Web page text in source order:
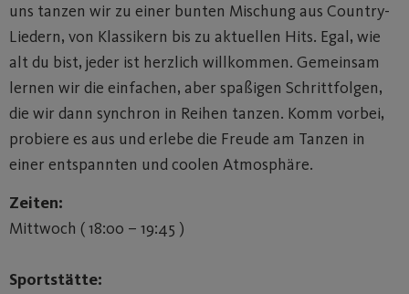
uns tanzen wir zu einer bunten Mischung aus Country-
Liedern, von Klassikern bis zu aktuellen Hits. Egal, wie
alt du bist, jeder ist herzlich willkommen. Gemeinsam
lernen wir die einfachen, aber spaßigen Schrittfolgen,
die wir dann synchron in Reihen tanzen. Komm vorbei,
probiere es aus und erlebe die Freude am Tanzen in
einer entspannten und coolen Atmosphäre.
Zeiten:
Mittwoch ( 18:00 – 19:45 )
Sportstätte: